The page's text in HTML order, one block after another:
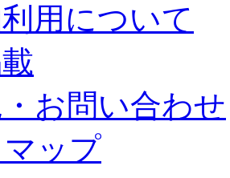
用について
お問い合わせ
ップ